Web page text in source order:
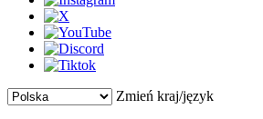
Zmień kraj/język